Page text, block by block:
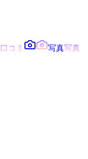
口コミ 写真写真